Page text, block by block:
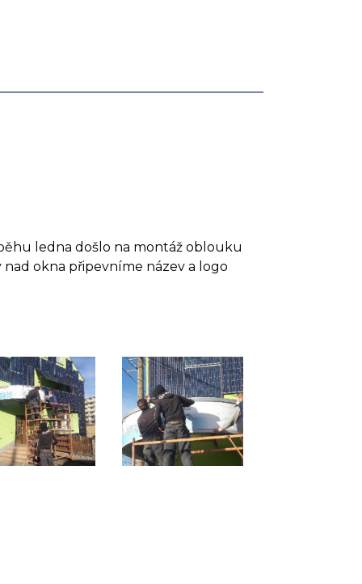
ledna došlo na montáž oblouku
okna připevníme název a logo